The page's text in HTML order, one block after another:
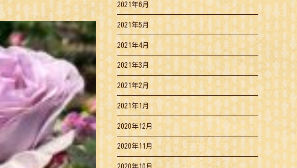
2021年6月
2021年5月
2021年4月
2021年3月
2021年2月
2021年1月
2020年12月
2020年11月